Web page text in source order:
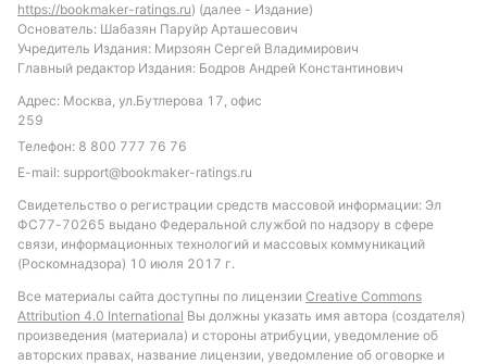
https://bookmaker-ratings.ru) (далее - Издание)
Основатель: Шабазян Паруйр Арташесович
Учредитель Издания: Мирзоян Сергей Владимирович
Главный редактор Издания: Бодров Андрей Константинович
Адрес: Москва, ул.Бутлерова 17, офис
259
Телефон: 8 800 777 76 76
E-mail: support@bookmaker-ratings.ru
Свидетельство о регистрации средств массовой информации: Эл
ФС77-70265 выдано Федеральной службой по надзору в сфере
связи, информационных технологий и массовых коммуникаций
(Роскомнадзора) 10 июля 2017 г.
Все материалы сайта доступны по лицензии Creative Commons
Attribution 4.0 International Вы должны указать имя автора (создателя)
произведения (материала) и стороны атрибуции, уведомление об
авторских правах, название лицензии, уведомление об оговорке и